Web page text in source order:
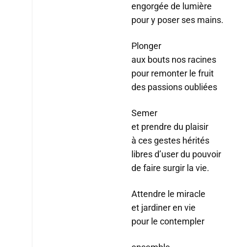
engorgée de lumière
pour y poser ses mains.
Plonger
aux bouts nos racines
pour remonter le fruit
des passions oubliées
Semer
et prendre du plaisir
à ces gestes hérités
libres d’user du pouvoir
de faire surgir la vie.
Attendre le miracle
et jardiner en vie
pour le contempler